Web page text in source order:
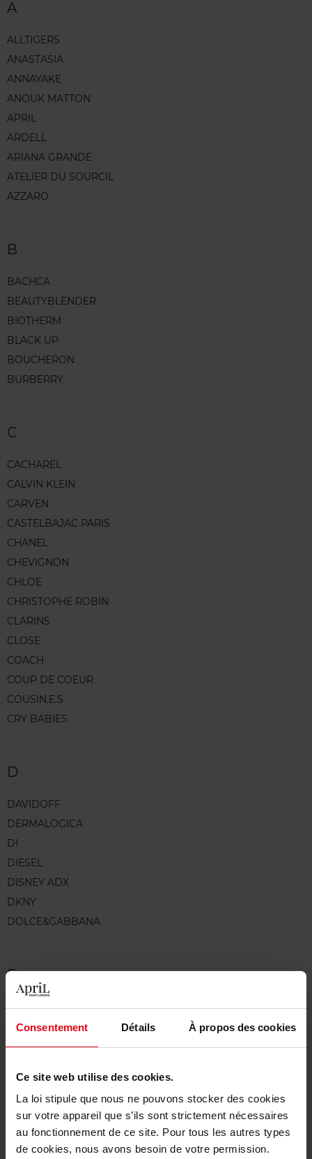
Consentement Détails À propos des cookies
Ce site web utilise des cookies.
La loi stipule que nous ne pouvons stocker des cookies
sur votre appareil que s’ils sont strictement nécessaires
au fonctionnement de ce site. Pour tous les autres types
de cookies, nous avons besoin de votre permission.
A
ALLTIGERS
ANASTASIA
ANNAYAKE
ANOUK MATTON
APRIL
ARDELL
ARIANA GRANDE
ATELIER DU SOURCIL
AZZARO
B
BACHCA
BEAUTYBLENDER
BIOTHERM
BLACK UP
BOUCHERON
BURBERRY
C
CACHAREL
CALVIN KLEIN
CARVEN
CASTELBAJAC PARIS
CHANEL
CHEVIGNON
CHLOE
CHRISTOPHE ROBIN
CLARINS
CLOSE
COACH
COUP DE COEUR
COUSIN.E.S
CRY BABIES
D
DAVIDOFF
DERMALOGICA
DI
DIESEL
DISNEY ADX
DKNY
DOLCE&GABBANA
E
ELIE SAAB
ELLE HOME
ESSENTIAL PARFUMS
FROZEN